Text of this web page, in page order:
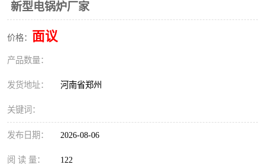
新型电锅炉厂家
价格： 面议
产品数量：
发货地址： 河南省郑州
关键词：
发布日期： 2026-08-06
阅 读 量： 122